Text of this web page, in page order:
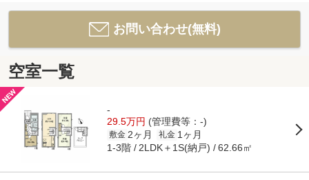
お問い合わせ(無料)
空室一覧
-
29.5万円 (管理費等：-)
敷金 2ヶ月 礼金 1ヶ月
1-3階 2LDK＋1S(納戸) 62.66㎡